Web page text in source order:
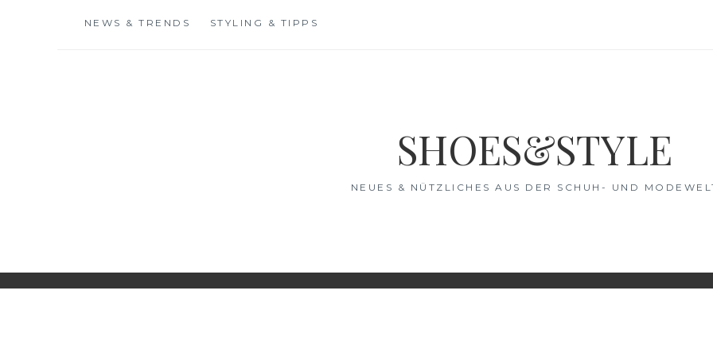
NEWS & TRENDS STYLING & TIPPS
SHOES&STYLE
NEUES & NÜTZLICHES AUS DER SCHUH- UND